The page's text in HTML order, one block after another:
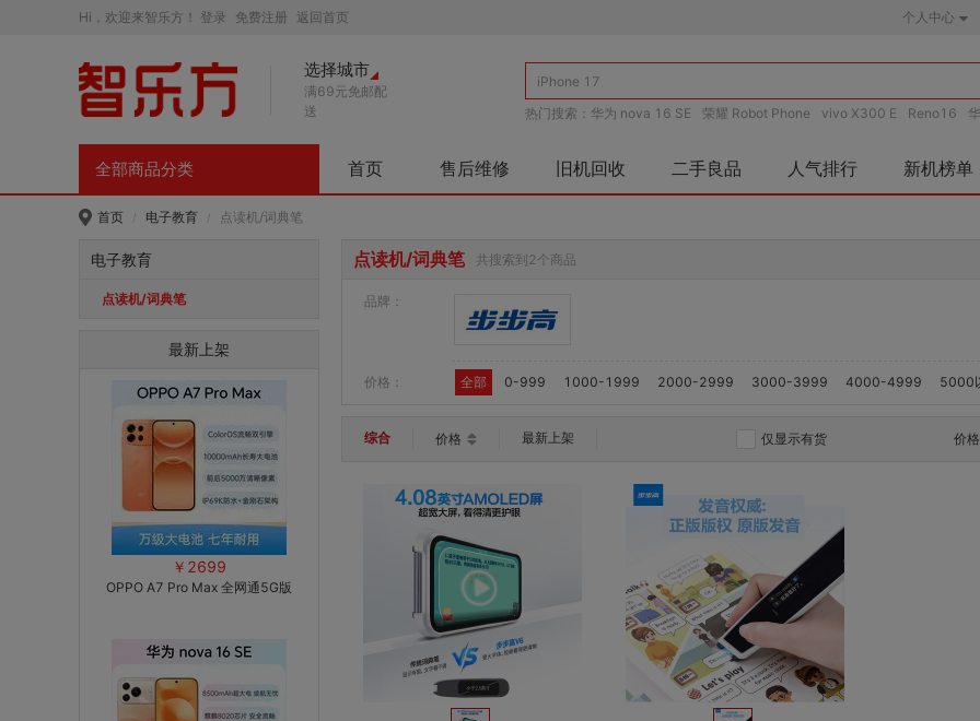
Hi，欢迎来智乐方！ 登录 免费注册 返回首页 个人中心
选择城市
满69元免邮配
送
热门搜索： 华为 nova 16 SE 荣耀 Robot Phone vivo X300 E Reno16
全部商品分类 首页 售后维修 旧机回收 二手良品 人气排行 新机榜单
首页 / 电子教育 / 点读机/词典笔
电子教育
点读机/词典笔
最新上架
￥2699
OPPO A7 Pro Max 全网通5G版
点读机/词典笔 共搜索到2个商品
品牌：
价格： 全部 0-999 1000-1999 2000-2999 3000-3999 4000-4999 5000
综合 价格 最新上架 仅显示有货 价